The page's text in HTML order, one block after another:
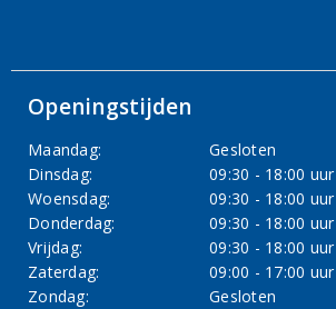
Openingstijden
Maandag:
Gesloten
Dinsdag:
09:30 - 18:00 uur
Woensdag:
09:30 - 18:00 uur
Donderdag:
09:30 - 18:00 uur
Vrijdag:
09:30 - 18:00 uur
Zaterdag:
09:00 - 17:00 uur
Zondag:
Gesloten